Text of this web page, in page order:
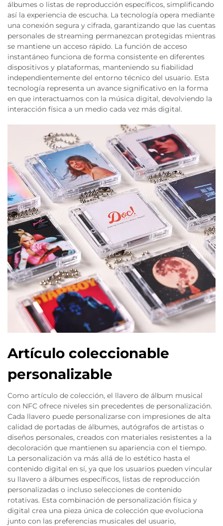
álbumes o listas de reproducción específicos, simplificando
así la experiencia de escucha. La tecnología opera mediante
una conexión segura y cifrada, garantizando que las cuentas
personales de streaming permanezcan protegidas mientras
se mantiene un acceso rápido. La función de acceso
instantáneo funciona de forma consistente en diferentes
dispositivos y plataformas, manteniendo su fiabilidad
independientemente del entorno técnico del usuario. Esta
tecnología representa un avance significativo en la forma
en que interactuamos con la música digital, devolviendo la
interacción física a un medio cada vez más digital.
Artículo coleccionable
personalizable
Como artículo de colección, el llavero de álbum musical
con NFC ofrece niveles sin precedentes de personalización.
Cada llavero puede personalizarse con impresiones de alta
calidad de portadas de álbumes, autógrafos de artistas o
diseños personales, creados con materiales resistentes a la
decoloración que mantienen su apariencia con el tiempo.
La personalización va más allá de lo estético hasta el
contenido digital en sí, ya que los usuarios pueden vincular
su llavero a álbumes específicos, listas de reproducción
personalizadas o incluso selecciones de contenido
rotativas. Esta combinación de personalización física y
digital crea una pieza única de colección que evoluciona
junto con las preferencias musicales del usuario,